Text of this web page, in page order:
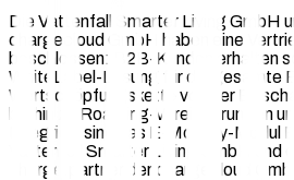
Die Vattenfall Smarter Living GmbH
chargecloud GmbH haben eine
beschlossen: B2B-Kunden erhalten
WhiteLabel-Lösung für die gesamte
Wertschöpfungskette von der
bis hin zu Roaming-Vereinbarungen
Integriert sind das E-Mobility-Modul
Vattenfall Smarter Living GmbH und
charge.partner der chargecloud